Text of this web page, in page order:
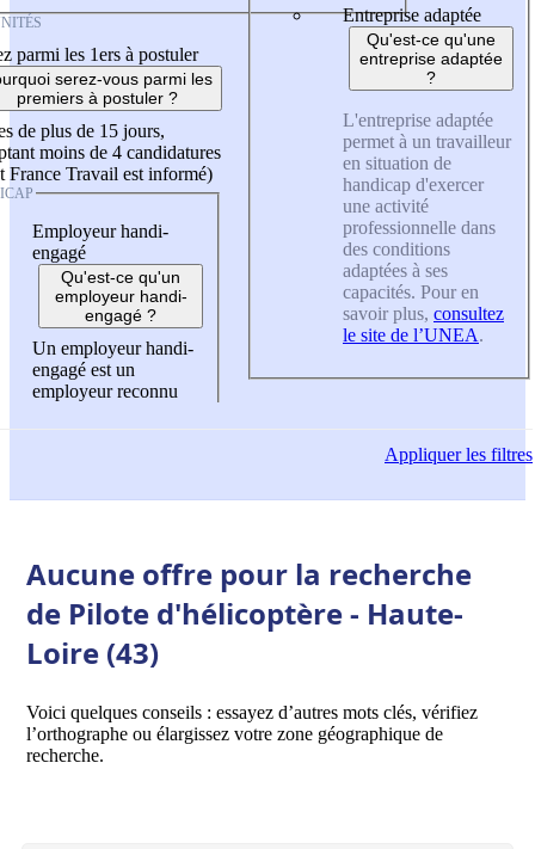
parmi les 1ers à postuler
serez-vous parmi les
premiers à postuler ?
de plus de 15 jours,
moins de 4 candidatures
France Travail est informé)
Employeur handi-
engagé
Qu'est-ce qu'un
employeur handi-
engagé ?
Un employeur handi-
engagé est un
employeur reconnu
Entreprise adaptée
Qu'est-ce qu'une
entreprise adaptée
?
L'entreprise adaptée
permet à un travailleur
en situation de
handicap d'exercer
une activité
professionnelle dans
des conditions
adaptées à ses
capacités. Pour en
savoir plus, consultez
le site de l’UNEA.
Appliquerles filtres
Aucune offre pour la recherche
de Pilote d'hélicoptère - Haute-
Loire (43)
Voici quelques conseils : essayez d’autres mots clés, vérifiez
l’orthographe ou élargissez votre zone géographique de
recherche.